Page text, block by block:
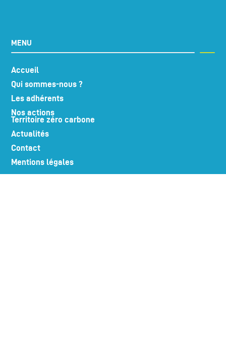
MENU
Accueil
Qui sommes-nous ?
Les adhérents
Nos actions
Territoire zéro carbone
Actualités
Contact
Mentions légales